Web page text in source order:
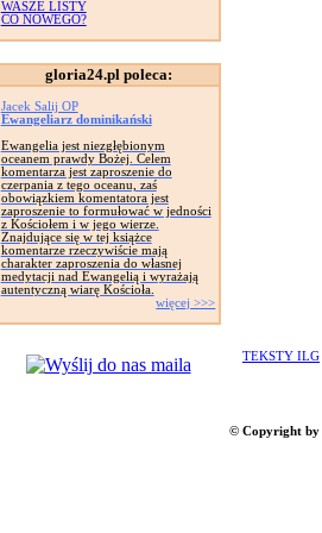
WASZE LISTY
CO NOWEGO?
gloria24.pl poleca:
Jacek Salij OP
Ewangeliarz dominikański
Ewangelia jest niezgłębionym
oceanem prawdy Bożej. Celem
komentarza jest zaproszenie do
czerpania z tego oceanu, zaś
obowiązkiem komentatora jest
zaproszenie to formułować w jedności
z Kościołem i w jego wierze.
Znajdujące się w tej książce
komentarze rzeczywiście mają
charakter zaproszenia do własnej
medytacji nad Ewangelią i wyrażają
autentyczną wiarę Kościoła.
więcej >>>
TEKSTY ILG
© Copyright by